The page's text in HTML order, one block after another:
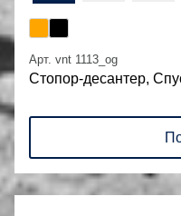
Арт. vnt 1113_og
Стопор-десантер,